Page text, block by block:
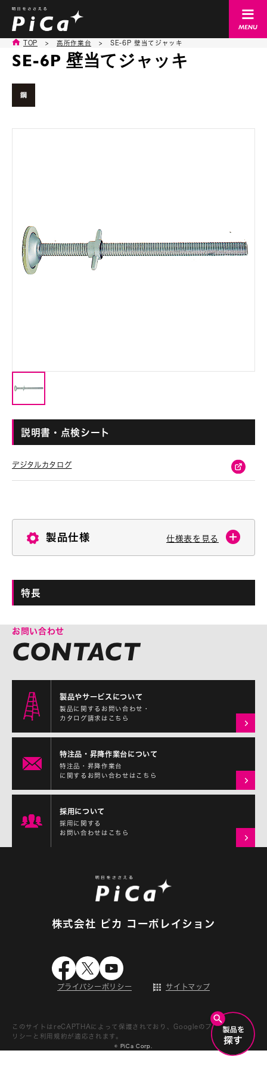
TOP > 高所作業台 > SE-6P 壁当てジャッキ
SE-6P 壁当てジャッキ
説明書・点検シート
デジタルカタログ
製品仕様 仕様表を見る
特長
お問い合わせ
製品やサービスについて
製品に関するお問い合わせ・
カタログ請求はこちら
特注品・昇降作業台について
特注品・昇降作業台
に関するお問い合わせはこちら
採用について
採用に関する
お問い合わせはこちら
株式会社 ピカ コーポレイション
プライバシーポリシー サイトマップ
このサイトはreCAPTHAによって保護されており、Googleの プライバシーポ
リシー と 利用規約 が適応されます。
© PiCa Corp.